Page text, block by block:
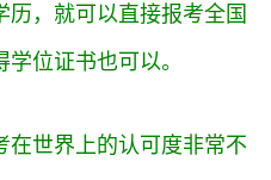
，就可以直接报考全国
位证书也可以。
在世界上的认可度非常不